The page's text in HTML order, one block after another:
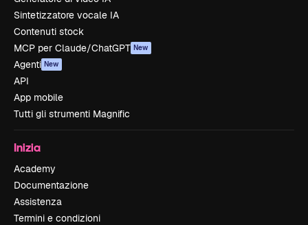
Sintetizzatore vocale IA
Contenuti stock
MCP per Claude/ChatGPT New
Agenti New
API
App mobile
Tutti gli strumenti Magnific
Inizia
Academy
Documentazione
Assistenza
Termini e condizioni